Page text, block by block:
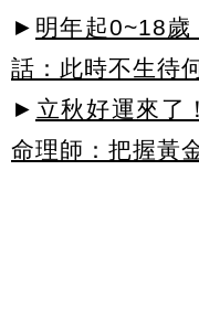
► 明年起0~18歲
話：此時不生待
► 立秋好運來了
命理師：把握黃